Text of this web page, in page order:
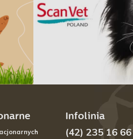
Infolinia
(42) 235 16 66